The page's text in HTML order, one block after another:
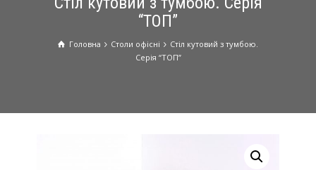
“ТОП”
Головна Столи oфісні
Стіл кутовий з тумбою.
Серія “ТОП”